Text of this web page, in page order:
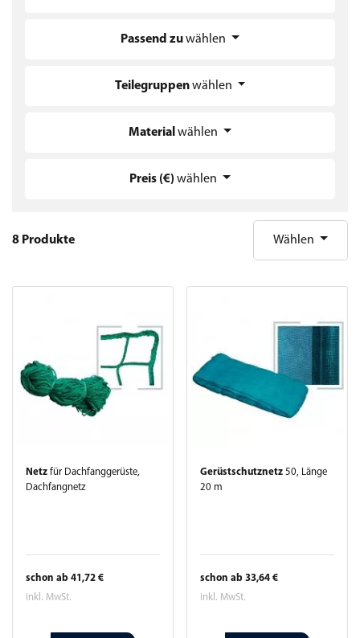
Passend zuwählen
Teilegruppenwählen
Material wählen
Preis (€) wählen
8 Produkte Wählen
Netz für Dachfanggerüste,
Dachfangnetz
schon ab 41,72 €
inkl. MwSt.
Gerüstschutznetz 50, Länge
20 m
schon ab 33,64 €
inkl. MwSt.